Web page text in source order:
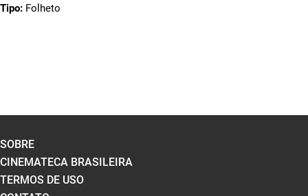
Tipo: Folheto
SOBRE
CINEMATECA BRASILEIRA
TERMOS DE USO